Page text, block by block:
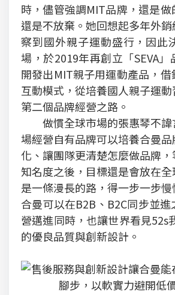
時，儘管強調MIT品牌，還是
還是不放棄。她回想起多年外
察到國外親子運動盛行，因此
場，於2019年再創立「SEVA
開發出MIT親子用運動產品，
互動模式，從培養國人親子運
第二個品牌經營之路。
做慣全球市場的張惠琴不諱
場經營自有品牌可以培養合曼
化、讓團隊更清楚怎麼做品牌
知名度之後，目標還是會放在
是一條漫長的路，得一步一步
合曼可以在B2B、B2C同步並
營邁進同時，也讓世界看見52s
的優良品質與創新設計。